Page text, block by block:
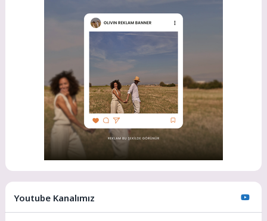
Youtube Kanalımız